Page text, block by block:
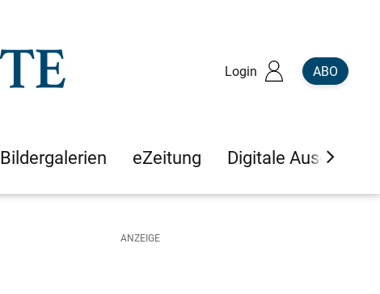
Login ABO
Bildergalerien eZeitung Digitale Ausgaben